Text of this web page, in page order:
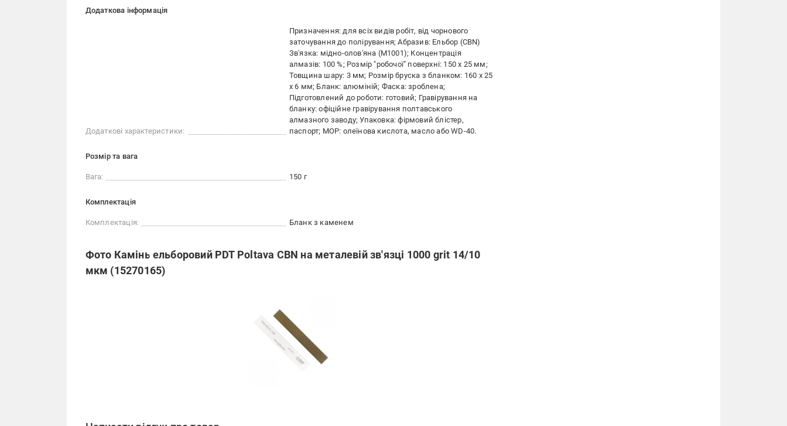
Додаткова інформація
Додаткові характеристики:
Призначення: для всіх видів робіт, від чорнового
заточування до полірування; Абразив: Ельбор (CBN)
Зв'язка: мідно-олов'яна (М1001); Концентрація
алмазів: 100 %; Розмір "робочої" поверхні: 150 х 25 мм;
Товщина шару: 3 мм; Розмір бруска з бланком: 160 х 25
х 6 мм; Бланк: алюміній; Фаска: зроблена;
Підготовлений до роботи: готовий; Гравірування на
бланку: офіційне гравірування полтавського
алмазного заводу; Упаковка: фірмовий блістер,
паспорт; МОР: олеїнова кислота, масло або WD-40.
Розмір та вага
Вага: 150 г
Комплектація
Комплектація: Бланк з каменем
Фото Камінь ельборовий PDT Poltava CBN на металевій зв'язці 1000 grit 14/10
мкм (15270165)